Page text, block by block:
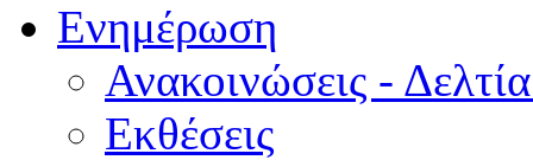
Ενημέρωση
Ανακοινώσεις -
Εκθέσεις